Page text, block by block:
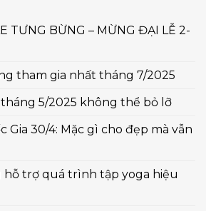
TƯNG BỪNG – MỪNG ĐẠI LỄ 2-
tham gia nhất tháng 7/2025
tháng 5/2025 không thể bỏ lỡ
Gia 30/4: Mặc gì cho đẹp mà vẫn
hỗ trợ quá trình tập yoga hiệu